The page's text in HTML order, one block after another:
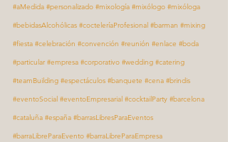
#aMedida #personalizado #mixología #mixólogo #mixóloga
#bebidasAlcohólicas #cocteleríaProfesional #barman #mixing
#fiesta #celebración #convención #reunión #enlace #boda
#particular #empresa #corporativo #wedding #catering
#teamBuilding #espectáculos #banquete #cena #brindis
#eventoSocial #eventoEmpresarial #cocktailParty #barcelona
#cataluña #españa #barrasLibresParaEventos
#barraLibreParaEvento #barraLibreParaEmpresa